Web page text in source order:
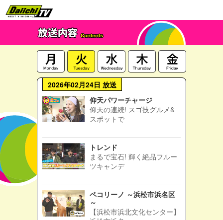
2026年02月24日 放送
仰天パワーチャージ
仰天の連続! スゴ技グルメ&
スポットで
トレンド
まるで宝石! 輝く絶品フルー
ツキャンデ
ペコリーノ ～浜松市浜名区
～
【浜松市浜北文化センター】